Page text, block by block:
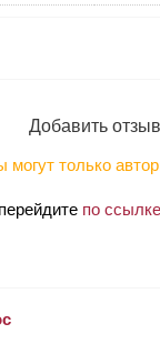
Добавить отзыв
могут только
по ссылке